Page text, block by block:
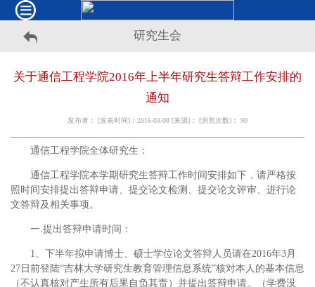
研究生会
关于通信工程学院2016年上半年研究生答辩工作安排的
通知
发布者： [发表时间]：2016-03-08 [来源]： [浏览次数]： 90
通信工程学院全体研究生：
通信工程学院本学期研究生答辩工作时间安排如下，请严格按
照时间安排提出答辩申请、提交论文检测、提交论文评审、进行论
文答辩及相关事项。
一.提出答辩申请时间：
1、下半年拟申请博士、硕士学位论文答辩人员请在2016年3月
27日前登陆“吉林大学研究生教育管理信息系统”核对本人的基本信息
（不认真核对产生所有后果自负其责）并提出答辩申请。（学费没